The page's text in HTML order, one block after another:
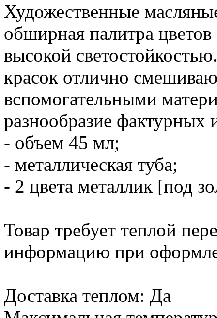
Художественные
обширная палитра
высокой
красок отлично
вспомогательными
разнообразие
- объем 45 мл;
- металлическая туба;
- 2 цвета металлик [под
Товар требует теплой
информацию при
Доставка теплом: Да